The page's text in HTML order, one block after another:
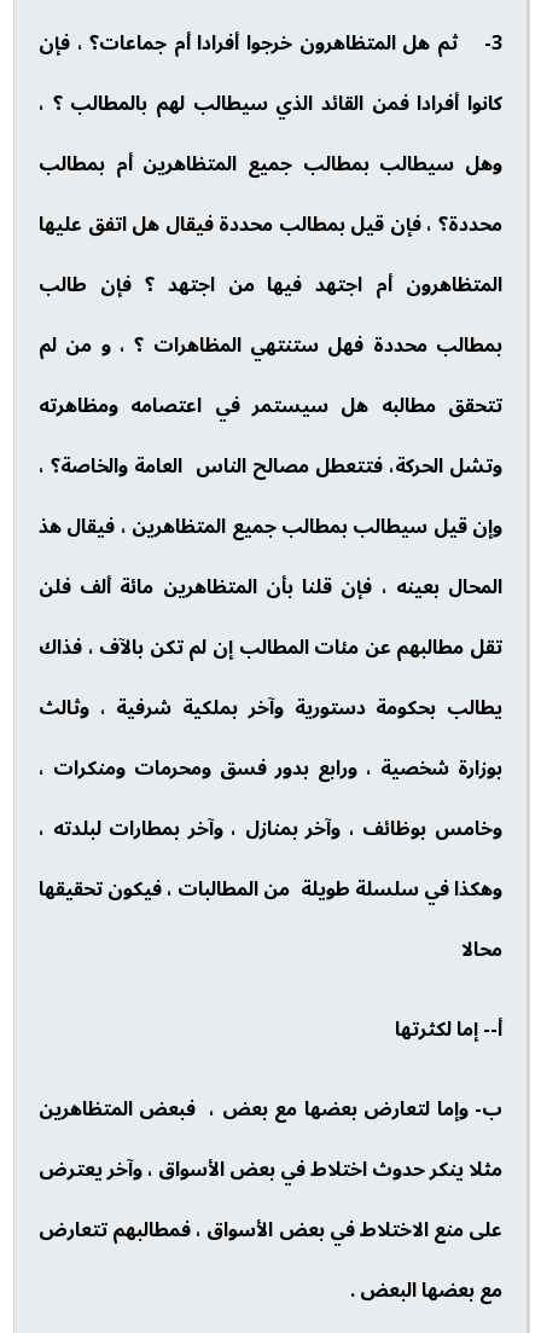
3- ثم هل المتظاهرون خرجوا أفرادا أم جماعات؟ ، فإن
كانوا أفرادا فمن القائد الذي سيطالب لهم بالمطالب ؟ ،
وهل سيطالب بمطالب جميع المتظاهرين أم بمطالب
محددة؟ ، فإن قيل بمطالب محددة فيقال هل اتفق عليها
المتظاهرون أم اجتهد فيها من اجتهد ؟ فإن طالب
بمطالب محددة فهل ستنتهي المظاهرات ؟ ، و من لم
تتحقق مطالبه هل سيستمر في اعتصامه ومظاهرته
وتشل الحركة، فتتعطل مصالح الناس العامة والخاصة؟ ،
وإن قيل سيطالب بمطالب جميع المتظاهرين ، فيقال هذ
المحال بعينه ، فإن قلنا بأن المتظاهرين مائة ألف فلن
تقل مطالبهم عن مئات المطالب إن لم تكن بالآف ، فذاك
يطالب بحكومة دستورية وآخر بملكية شرفية ، وثالث
بوزارة شخصية ، ورابع بدور فسق ومحرمات ومنكرات ،
وخامس بوظائف ، وآخر بمنازل ، وآخر بمطارات لبلدته ،
وهكذا في سلسلة طويلة من المطالبات ، فيكون تحقيقها
محالا
أ‌-- إما لكثرتها
ب‌- وإما لتعارض بعضها مع بعض ، فبعض المتظاهرين
مثلا ينكر حدوث اختلاط في بعض الأسواق ، وآخر يعترض
على منع الاختلاط في بعض الأسواق ، فمطالبهم تتعارض
مع بعضها البعض .